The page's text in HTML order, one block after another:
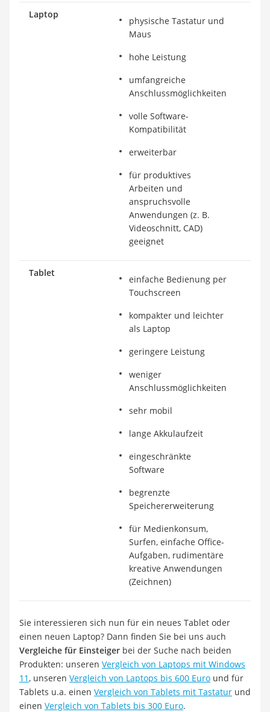
Laptop
physische Tastatur und
Maus
hohe Leistung
umfangreiche
Anschlussmöglichkeiten
volle Software-
Kompatibilität
erweiterbar
für produktives
Arbeiten und
anspruchsvolle
Anwendungen (z. B.
Videoschnitt, CAD)
geeignet
Tablet
einfache Bedienung per
Touchscreen
kompakter und leichter
als Laptop
geringere Leistung
weniger
Anschlussmöglichkeiten
sehr mobil
lange Akkulaufzeit
eingeschränkte
Software
begrenzte
Speichererweiterung
für Medienkonsum,
Surfen, einfache Office-
Aufgaben, rudimentäre
kreative Anwendungen
(Zeichnen)
Sie interessieren sich nun für ein neues Tablet oder
einen neuen Laptop? Dann finden Sie bei uns auch
Vergleiche für Einsteiger bei der Suche nach beiden
Produkten: unseren Vergleich von Laptops mit Windows
11, unseren Vergleich von Laptops bis 600 Euro und für
Tablets u.a. einen Vergleich von Tablets mit Tastatur und
einen Vergleich von Tablets bis 300 Euro.